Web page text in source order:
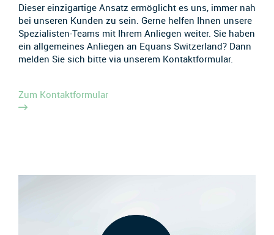
Dieser einzigartige Ansatz ermöglicht es uns, immer nah
bei unseren Kunden zu sein. Gerne helfen Ihnen unsere
Spezialisten-Teams mit Ihrem Anliegen weiter. Sie haben
ein allgemeines Anliegen an Equans Switzerland? Dann
melden Sie sich bitte via unserem Kontaktformular.
Zum Kontaktformular